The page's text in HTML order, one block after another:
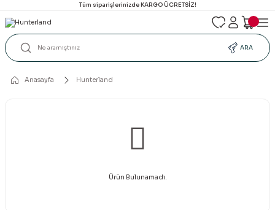
Tüm siparişlerinizde KARGO ÜCRETSİZ!
ARA
Anasayfa Hunterland
Ürün Bulunamadı.